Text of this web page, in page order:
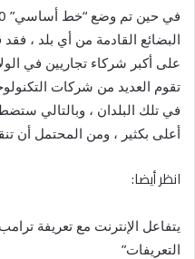
البضائع القادمة من أي بلد ، فقد
على أكبر شركاء تجاريين في
في تلك البلدان ، وبالتالي
أعلى بكثير ، ومن المحتمل أن
انظر أيضا:
يتفاعل الإنترنت مع تعريفة
التعريفات”